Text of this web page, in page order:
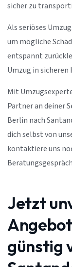
sicher zu
Als seriöses
um mögliche
entspannt
Umzug in sicheren
Mit
Partner an deiner
Berlin nach
dich selbst von
kontaktiere uns
Jetzt
günstig